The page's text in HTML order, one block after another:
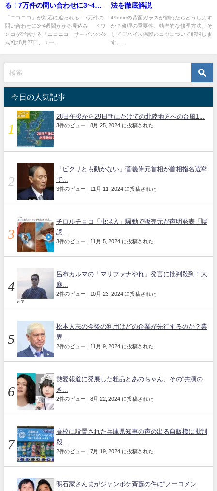
る！7万件の問い合わせに3~4週
間かかる見込み
「ニコニコ」が対応に追われる！7万件の
問い合わせに3~4週間かかる見込み ドワ
ンゴが運営する「ニコニコ」サービスの公
式Xは8月27日、ユー...
法を徹底解説
iPhoneの背面ガラスが割れたらどうします
か？修理の重要性、効率的な修理方法、そ
してデバイス保護のコツについて解説しま
す。...
今日の人気記事
28日午後から29日朝にかけての北陸地方への台風1...
3件のビュー 8月 25, 2024 に投稿された
「ピクリとも動かない」菅義偉元首相が首相指名選挙
で...
3件のビュー 11月 11, 2024 に投稿された
チロルチョコ「虫混入」騒動で販売元が声明発表「誤
認...
3件のビュー 11月 5, 2024 に投稿された
呂布カルマの「マリファナやれ」発言に批判殺到！大
麻...
2件のビュー 10月 23, 2024 に投稿された
松本人志の今後の利用はどの企業が先行するのか？業
界...
2件のビュー 11月 9, 2024 に投稿された
熱愛報道に発展した粗品とあのちゃん、その“共演の
き...
2件のビュー 8月 22, 2024 に投稿された
高校に設置された兵庫県知事の声の出る自販機に批判
殺...
2件のビュー 7月 19, 2024 に投稿された
明石家さんまがジャンポケ斉藤の件に“ノーコメン